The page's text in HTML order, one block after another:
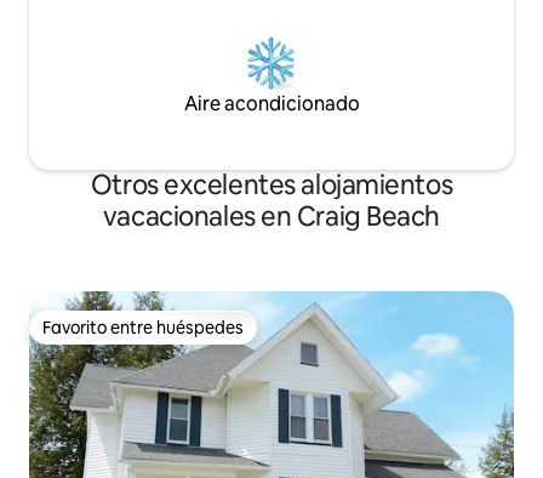
Aire acondicionado
Otros excelentes alojamientos
vacacionales en Craig Beach
Favorito entre huéspedes
Favorito entre huéspedes